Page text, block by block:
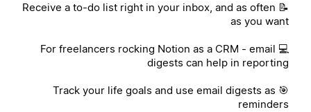
📝 Receive a to-do list right in your inbox, and as often
as you want
💻 For freelancers rocking Notion as a CRM - email
digests can help in reporting
🎯 Track your life goals and use email digests as
reminders